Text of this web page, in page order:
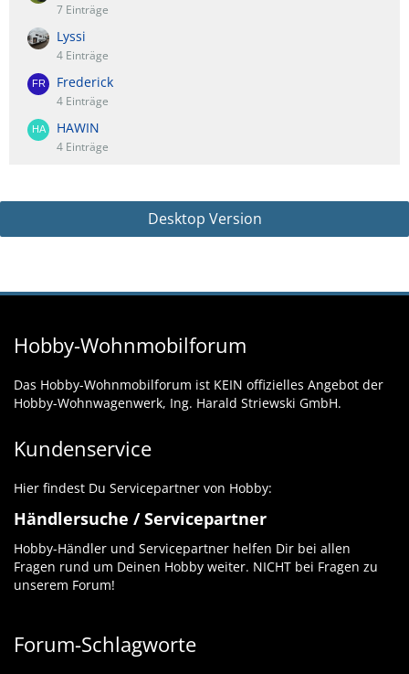
7 Einträge
Lyssi
4 Einträge
Frederick
4 Einträge
HAWIN
4 Einträge
Desktop Version
Hobby-Wohnmobilforum
Das Hobby-Wohnmobilforum ist KEIN offizielles Angebot der
Hobby-Wohnwagenwerk, Ing. Harald Striewski GmbH.
Kundenservice
Hier findest Du Servicepartner von Hobby:
Händlersuche / Servicepartner
Hobby-Händler und Servicepartner helfen Dir bei allen
Fragen rund um Deinen Hobby weiter. NICHT bei Fragen zu
unserem Forum!
Forum-Schlagworte